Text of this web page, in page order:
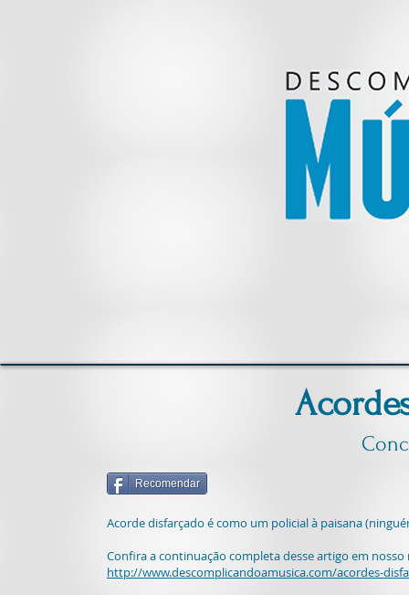
Recomendar
Acorde disfarçado é como um policial à paisana
Confira a continuação completa desse artigo em nosso
http://www.descomplicandoamusica.com/acordes-